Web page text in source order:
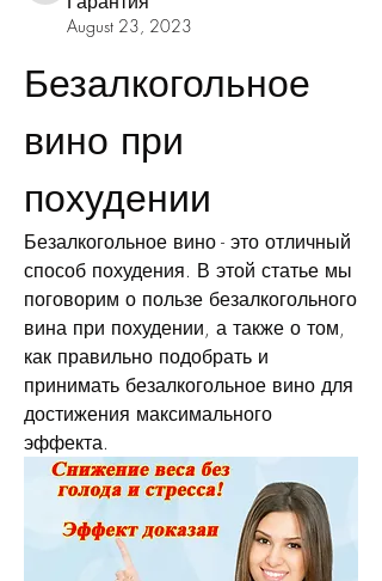
August 23, 2023
Безалкогольное
вино при
похудении
Безалкогольное вино - это отличный
способ похудения. В этой статье мы
поговорим о пользе безалкогольного
вина при похудении, а также о том,
как правильно подобрать и
принимать безалкогольное вино для
достижения максимального
эффекта.